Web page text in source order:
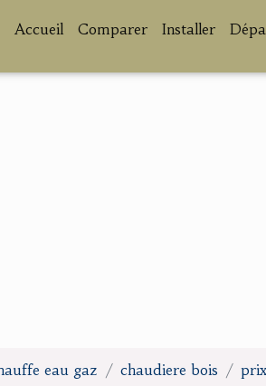
Accueil Comparer Installer
eau gaz chaudiere bois